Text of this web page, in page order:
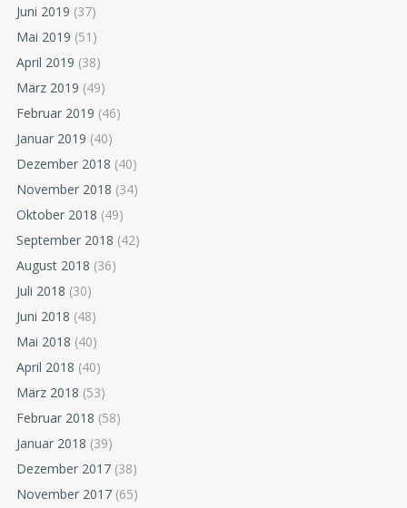
Juni 2019 (37)
Mai 2019 (51)
April 2019 (38)
März 2019 (49)
Februar 2019 (46)
Januar 2019 (40)
Dezember 2018 (40)
November 2018 (34)
Oktober 2018 (49)
September 2018 (42)
August 2018 (36)
Juli 2018 (30)
Juni 2018 (48)
Mai 2018 (40)
April 2018 (40)
März 2018 (53)
Februar 2018 (58)
Januar 2018 (39)
Dezember 2017 (38)
November 2017 (65)